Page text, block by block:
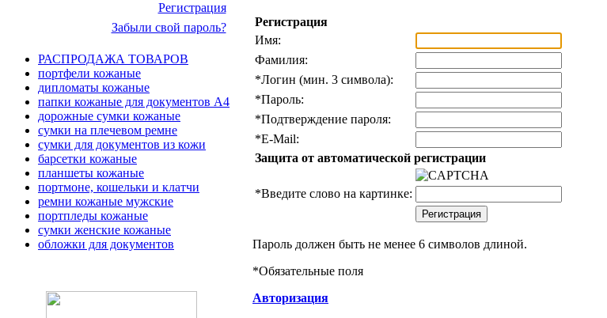
Регистрация
Забыли свой пароль?
РАСПРОДАЖА ТОВАРОВ
портфели кожаные
дипломаты кожаные
папки кожаные для документов А4
дорожные сумки кожаные
сумки на плечевом ремне
сумки для документов из кожи
барсетки кожаные
планшеты кожаные
портмоне, кошельки и клатчи
ремни кожаные мужские
портпледы кожаные
сумки женские кожаные
обложки для документов
Регистрация
Имя:
Фамилия:
*Логин (мин. 3 символа):
*Пароль:
*Подтверждение пароля:
*E-Mail:
Защита от автоматической регистрации
*Введите слово на картинке:
Пароль должен быть не менее 6 символов длиной.
*Обязательные поля
Авторизация